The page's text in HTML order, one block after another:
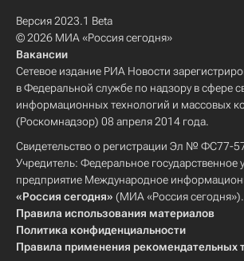
Версия 2023.1 Beta
© 2026 МИА «Россия сегодня»
Вакансии
Сетевое издание РИА Новости
в Федеральной службе по надзору в сфере
информационных технологий и массовых
(Роскомнадзор) 08 апреля 2014 года.
Свидетельство о регистрации Эл № ФС77-
Учредитель: Федеральное государственное
предприятие Международное
«Россия сегодня» (МИА «Россия сегодня»).
Правила использования материалов
Политика конфиденциальности
Правила применения рекомендательных